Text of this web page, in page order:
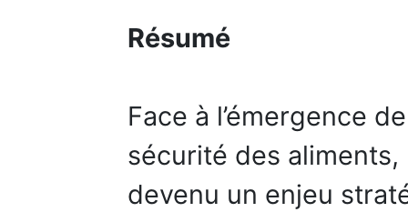
Résumé
Face à l’émergence
sécurité des
devenu un enjeu